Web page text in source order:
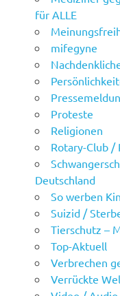
für ALLE
mifegyne
Proteste
Religionen
Rotary-Club /
Deutschland
So werben
Suizid /
Tierschutz –
Top-Aktuell
Verbrechen
Verrückte